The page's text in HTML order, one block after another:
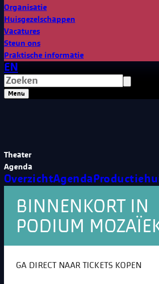
Organisatie
Huisgezelschappen
Vacatures
Steun ons
Praktische informatie
EN
Menu
Theater
Agenda
OverzichtAgenda
BINNENKORT IN
PODIUM
GA DIRECT NAAR TICKETS KOPEN